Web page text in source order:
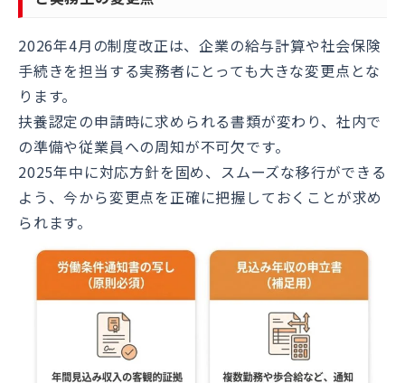
2026年4月の制度改正は、企業の給与計算や社会保険
手続きを担当する実務者にとっても大きな変更点とな
ります。
扶養認定の申請時に求められる書類が変わり、社内で
の準備や従業員への周知が不可欠です。
2025年中に対応方針を固め、スムーズな移行ができる
よう、今から変更点を正確に把握しておくことが求め
られます。